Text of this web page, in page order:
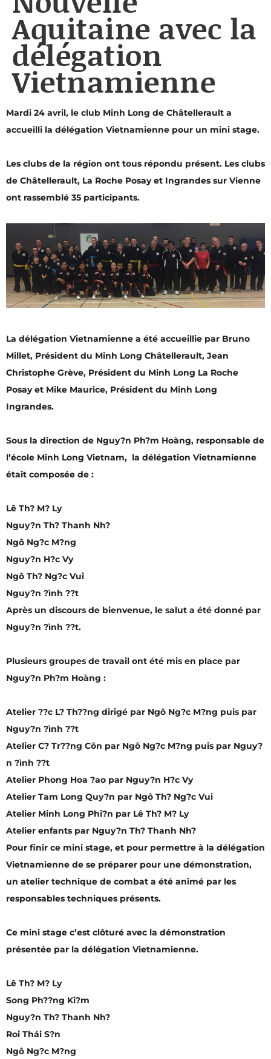
Aquitaine avec la
délégation
Vietnamienne
Mardi 24 avril, le club Minh Long de Châtellerault a
accueilli la délégation Vietnamienne pour un mini stage.
Les clubs de la région ont tous répondu présent. Les clubs
de Châtellerault, La Roche Posay et Ingrandes sur Vienne
ont rassemblé 35 participants.
La délégation Vietnamienne a été accueillie par Bruno
Millet, Président du Minh Long Châtellerault, Jean
Christophe Grève, Président du Minh Long La Roche
Posay et Mike Maurice, Président du Minh Long
Ingrandes.
Sous la direction de Nguy?n Ph?m Hoàng, responsable de
l’école Minh Long Vietnam, la délégation Vietnamienne
était composée de :
Lê Th? M? Ly
Nguy?n Th? Thanh Nh?
Ngô Ng?c M?ng
Nguy?n H?c Vy
Ngô Th? Ng?c Vui
Nguy?n ?ình ??t
Après un discours de bienvenue, le salut a été donné par
Nguy?n ?ình ??t.
Plusieurs groupes de travail ont été mis en place par
Nguy?n Ph?m Hoàng :
Atelier ??c L? Th??ng dirigé par Ngô Ng?c M?ng puis par
Nguy?n ?ình ??t
Atelier C? Tr??ng Côn par Ngô Ng?c M?ng puis par Nguy?
n ?ình ??t
Atelier Phong Hoa ?ao par Nguy?n H?c Vy
Atelier Tam Long Quy?n par Ngô Th? Ng?c Vui
Atelier Minh Long Phi?n par Lê Th? M? Ly
Atelier enfants par Nguy?n Th? Thanh Nh?
Pour finir ce mini stage, et pour permettre à la délégation
Vietnamienne de se préparer pour une démonstration,
un atelier technique de combat a été animé par les
responsables techniques présents.
Ce mini stage c’est clôturé avec la démonstration
présentée par la délégation Vietnamienne.
Lê Th? M? Ly
Song Ph??ng Ki?m
Nguy?n Th? Thanh Nh?
Roi Thái S?n
Ngô Ng?c M?ng